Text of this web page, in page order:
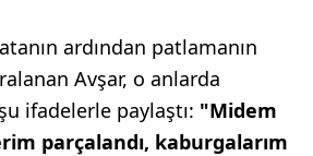
ardından patlamanın
Avşar, o anlarda
ifadelerle paylaştı: "Midem
parçalandı, kaburgalarım